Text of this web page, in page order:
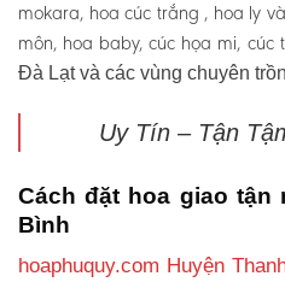
mokara, hoa cúc trắng , hoa ly
môn, hoa baby, cúc họa mi, cúc
Đà Lạt và các vùng chuyên
Uy Tín – Tận
Cách đặt hoa giao
Bình
hoaphuquy.com Huyện